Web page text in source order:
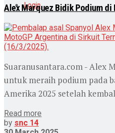
Login
Alex Marquez Bidik Podium di
Suaranusantara.com - Alex
untuk meraih podium pada
Amerika 2025 setelah
Read more
by snc 14